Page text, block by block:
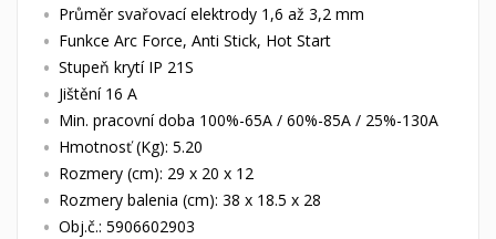
Průměr svařovací elektrody 1,6 až 3,2 mm
Funkce Arc Force, Anti Stick, Hot Start
Stupeň krytí IP 21S
Jištění 16 A
Min. pracovní doba 100%-65A / 60%-85A / 25%-130A
Hmotnosť (Kg): 5.20
Rozmery (cm): 29 x 20 x 12
Rozmery balenia (cm): 38 x 18.5 x 28
Obj.č.: 5906602903